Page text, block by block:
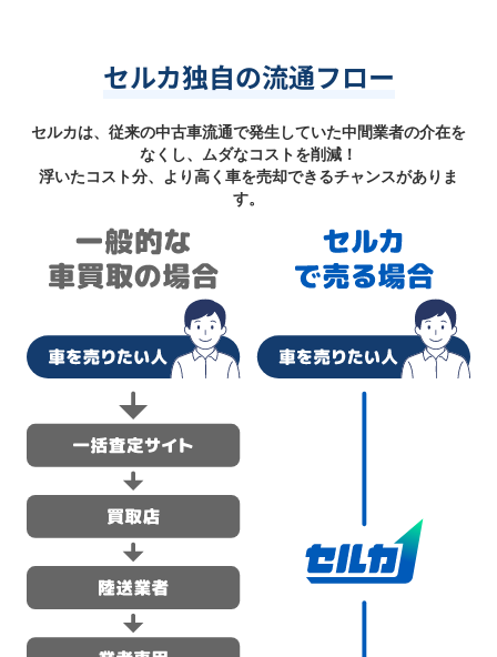
セルカ独自の流通フロー
セルカは、従来の中古車流通で発生していた中間業者の介在を
なくし、ムダなコストを削減！
浮いたコスト分、より高く車を売却できるチャンスがありま
す。